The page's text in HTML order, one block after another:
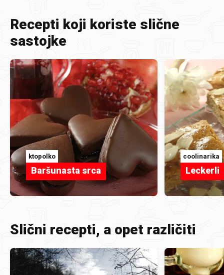
Recepti koji koriste slične
sastojke
ktopolko
Baršunasta srca
coolinarika
Leckerli
Slični recepti, a opet različiti